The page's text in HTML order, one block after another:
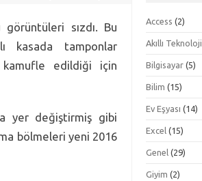
sızdı. Bu
kasada tamponlar
edildiği için
yer değiştirmiş gibi
bölmeleri yeni 2016
Access (2)
Akıllı Teknoloji
Bilgisayar (5)
Bilim (15)
Ev Eşyası (14)
Excel (15)
Genel (29)
Giyim (2)